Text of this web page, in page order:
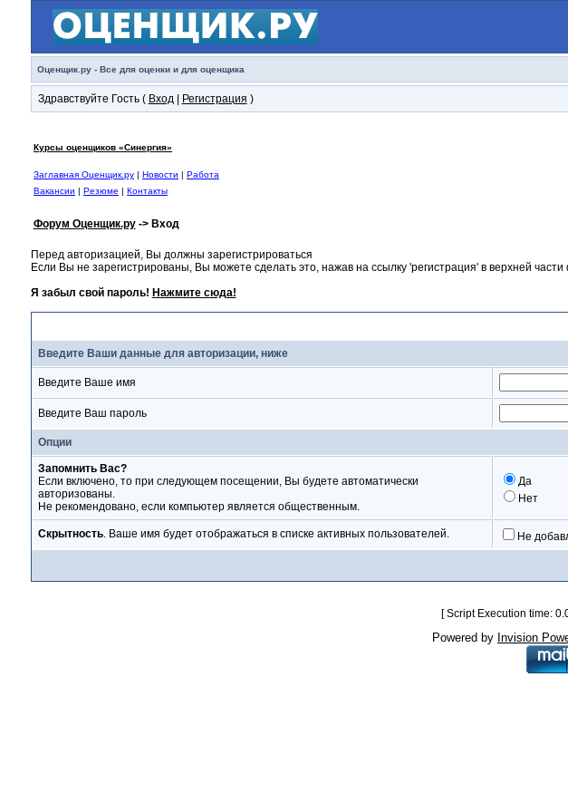
Оценщик.ру - Все для оценки и для оценщика
Здравствуйте Гость ( Вход| Регистрация )
Курсы оценщиков «Синергия»
Заглавная Оценщик.ру| Новости | Работа
Вакансии | Резюме | Контакты
Форум Оценщик.ру-> Вход
Перед авторизацией, Вы должны зарегистрироваться
Если Вы не зарегистрированы, Вы можете сделать это, нажав на ссылку 'регистрация' в верхней
Я забыл свой пароль! Нажмите сюда!
Введите Ваши данные для авторизации, ниже
Введите Ваше имя
Введите Ваш пароль
Опции
Запомнить Вас?
Если включено, то при следующем посещении, Вы будете автоматически
авторизованы.
Не рекомендовано, если компьютер является общественным.
Да
Нет
Скрытность. Ваше имя будет отображаться в списке активных пользователей. Не
[ Script Execution time:
Powered by Invision